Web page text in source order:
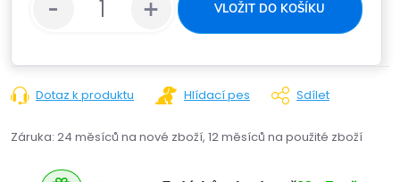
VLOŽIT DO KOŠÍKU
Dotaz k produktu Hlídací pes Sdílet
Záruka: 24 měsíců na nové zboží, 12 měsíců na použité zboží